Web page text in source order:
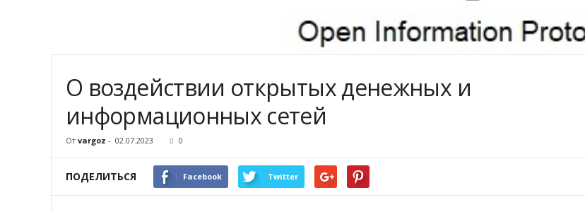
О воздействии открытых денежных и
информационных сетей
От vargoz - 02.07.2023 0
ПОДЕЛИТЬСЯ Facebook Twitter